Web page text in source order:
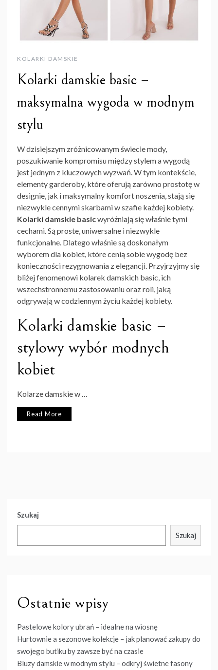
KOLARKI DAMSKIE
Kolarki damskie basic –
maksymalna wygoda w modnym
stylu
W dzisiejszym zróżnicowanym świecie mody,
poszukiwanie kompromisu między stylem a wygodą
jest jednym z kluczowych wyzwań. W tym kontekście,
elementy garderoby, które oferują zarówno prostotę w
designie, jak i maksymalny komfort noszenia, stają się
niezwykle cennymi skarbami w szafie każdej kobiety.
Kolarki damskie basicwyróżniają się właśnie tymi
cechami. Są proste, uniwersalne i niezwykle
funkcjonalne. Dlatego właśnie są doskonałym
wyborem dla kobiet, które cenią sobie wygodę bez
konieczności rezygnowania z elegancji. Przyjrzyjmy się
bliżej fenomenowi kolarek damskich basic, ich
wszechstronnemu zastosowaniu oraz roli, jaką
odgrywają w codziennym życiu każdej kobiety.
Kolarki damskie basic –
stylowy wybór modnych
kobiet
Kolarze damskie w …
Read More
Szukaj
Szukaj
Ostatnie wpisy
Pastelowe kolory ubrań – idealne na wiosnę
Hurtownie a sezonowe kolekcje – jak planować zakupy do
swojego butiku by zawsze być na czasie
Bluzy damskie w modnym stylu – odkryj świetne fasony